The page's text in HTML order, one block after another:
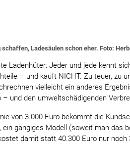
Ladesäulen schon eher. Foto:
Ladenhüter: Jeder und jede kennt
– und kauft NICHT. Zu teuer, zu
vielleicht ein anderes
und den umweltschädigenden
von 3.000 Euro bekommt die
gängiges Modell (soweit man das
damit statt 40.300 Euro nur noch